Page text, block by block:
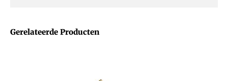
Gerelateerde Producten